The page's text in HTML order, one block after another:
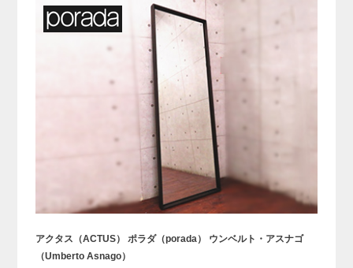
アクタス（ACTUS） ポラダ（porada） ウンベルト・アスナゴ
（Umberto Asnago）